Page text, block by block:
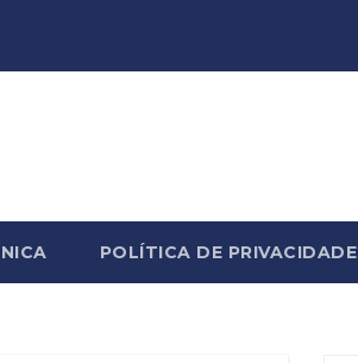
POLÍTICA DE PRIVACIDADE